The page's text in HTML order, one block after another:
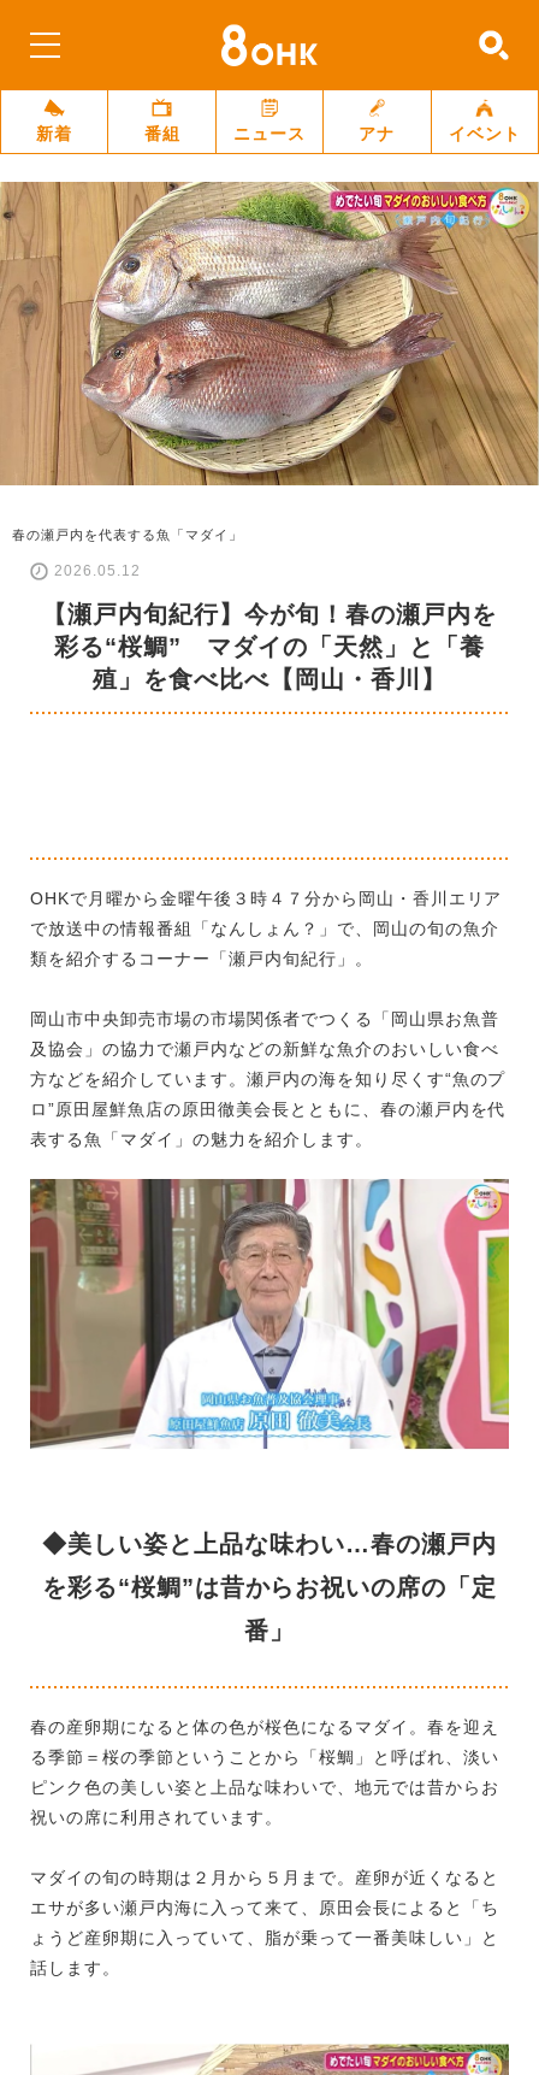
新着 番組 ニュース アナ イベント
春の瀬戸内を代表する魚「マダイ」
2026.05.12
【瀬戸内旬紀行】今が旬！春の瀬戸内を
彩る“桜鯛” マダイの「天然」と「養
殖」を食べ比べ【岡山・香川】
OHKで月曜から金曜午後３時４７分から岡山・香川エリア
で放送中の情報番組「なんしょん？」で、岡山の旬の魚介
類を紹介するコーナー「瀬戸内旬紀行」。
岡山市中央卸売市場の市場関係者でつくる「岡山県お魚普
及協会」の協力で瀬戸内などの新鮮な魚介のおいしい食べ
方などを紹介しています。瀬戸内の海を知り尽くす“魚のプ
ロ”原田屋鮮魚店の原田徹美会長とともに、春の瀬戸内を代
表する魚「マダイ」の魅力を紹介します。
◆美しい姿と上品な味わい…春の瀬戸内
を彩る“桜鯛”は昔からお祝いの席の「定
番」
春の産卵期になると体の色が桜色になるマダイ。春を迎え
る季節＝桜の季節ということから「桜鯛」と呼ばれ、淡い
ピンク色の美しい姿と上品な味わいで、地元では昔からお
祝いの席に利用されています。
マダイの旬の時期は２月から５月まで。産卵が近くなると
エサが多い瀬戸内海に入って来て、原田会長によると「ち
ょうど産卵期に入っていて、脂が乗って一番美味しい」と
話します。